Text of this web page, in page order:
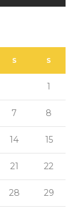
S S
1
7 8
14 15
21 22
28 29